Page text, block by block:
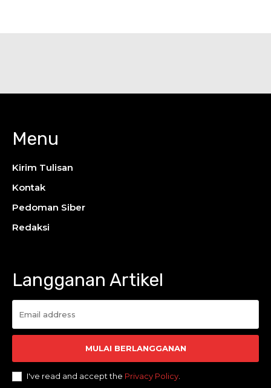
Langganan Artikel
MULAI BERLANGGANAN
I've read and accept the Privacy Policy
Menu
Kirim Tulisan
Kontak
Pedoman Siber
Redaksi